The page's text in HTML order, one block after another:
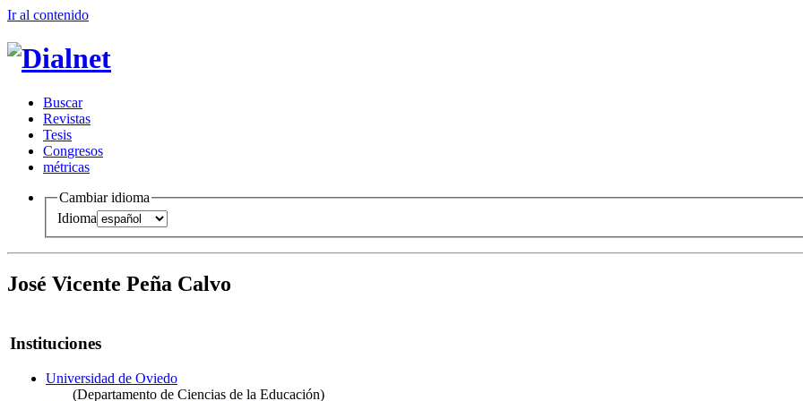
Ir al contenido
Buscar
Revistas
Tesis
Congresos
métricas
Cambiar idioma
Idioma
José Vicente Peña Calvo
Instituciones
Universidad de Oviedo
(Departamento de Ciencias de la Educación)